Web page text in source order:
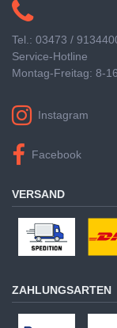
Tel.: 03473 /
Service-Hotline
Montag-Freitag: 8-
Instagram
Facebook
VERSAND
ZAHLUNGSARTEN